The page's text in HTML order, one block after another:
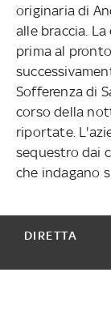
originaria di
alle braccia.
prima al
Sofferenza di
corso della
riportate.
sequestro dai
che indagano
DIRETTA